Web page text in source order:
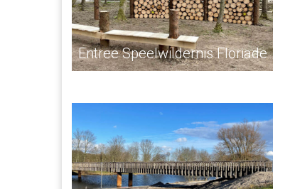
Entree Speelwildernis Floriade